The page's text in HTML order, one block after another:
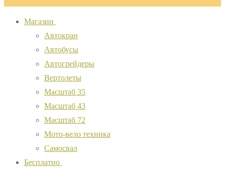
Магазин
Автокран
Автобусы
Автогрейдеры
Вертолеты
Масштаб 35
Масштаб 43
Масштаб 72
Мото-вело техника
Самосвал
Бесплатно